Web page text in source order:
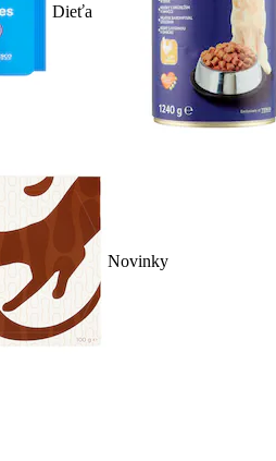
Dieťa
Novinky